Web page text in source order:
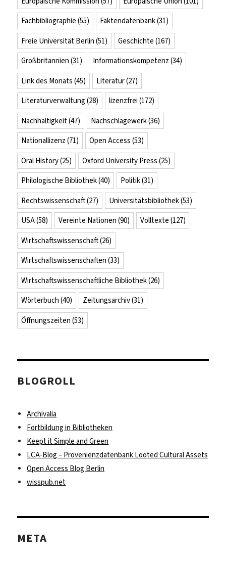
Fachbibliographie (55) Faktendatenbank(31)
Freie Universität Berlin (51) Geschichte (167)
Großbritannien (31) Informationskompetenz (34)
Link des Monats (45) Literatur(27)
Literaturverwaltung (28) lizenzfrei (172)
Nachhaltigkeit(47) Nachschlagewerk(36)
Nationallizenz (71) Open Access (53)
Oral History(25) Oxford University Press (25)
Philologische Bibliothek(40) Politik(31)
Rechtswissenschaft(27) Universitätsbibliothek(53)
USA(58) Vereinte Nationen (90) Volltexte (127)
Wirtschaftswissenschaft(26)
Wirtschaftswissenschaften (33)
Wirtschaftswissenschaftliche Bibliothek(26)
Wörterbuch (40) Zeitungsarchiv(31)
Öffnungszeiten (53)
BLOGROLL
Archivalia
Fortbildung in Bibliotheken
Keept it Simple and Green
LCA-Blog – Provenienzdatenbank Looted Cultural Assets
Open Access Blog Berlin
wisspub.net
META